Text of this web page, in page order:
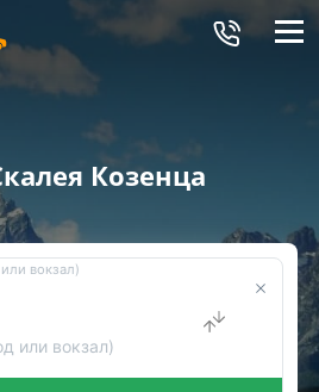
Меню
Козенца
вокзал)
или вокзал)